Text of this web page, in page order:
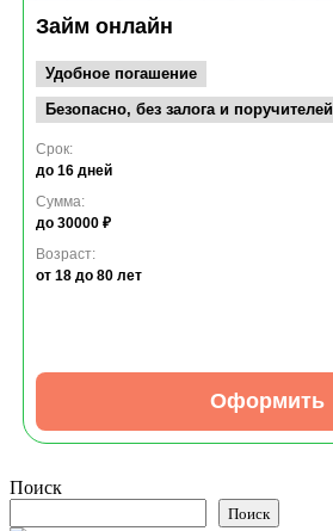
Займ онлайн
Удобное погашение
Безопасно, без залога и поручителей
Срок:
до 16 дней
Сумма:
до 30000 ₽
Возраст:
от 18 до 80 лет
Оформить
Поиск
Поиск